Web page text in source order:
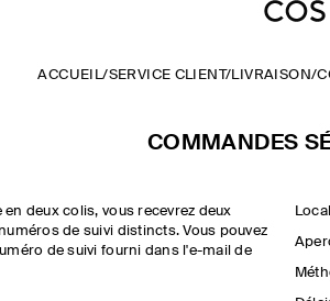
ACCUEIL/SERVICE CLIENT/LIVRAISON/
COMMANDES
deux colis, vous recevrez deux
de suivi distincts. Vous pouvez
de suivi fourni dans l'e-mail de